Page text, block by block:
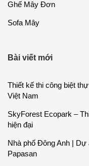
Ghế Mây Đơn
Sofa Mây
Bài viết mới
Thiết kế thi công biệt
Việt Nam
SkyForest Ecopark –
hiện đại
Nhà phố Đông Anh | Dự
Papasan